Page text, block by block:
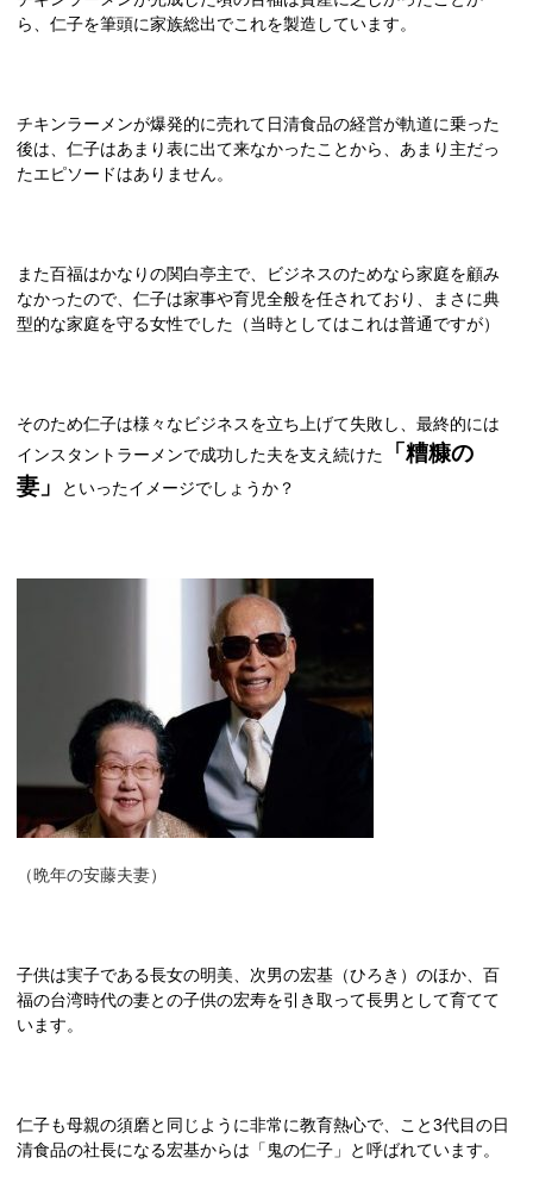
ら、仁子を筆頭に家族総出でこれを製造しています。
チキンラーメンが爆発的に売れて日清食品の経営が軌道に乗った
後は、仁子はあまり表に出て来なかったことから、あまり主だっ
たエピソードはありません。
また百福はかなりの関白亭主で、ビジネスのためなら家庭を顧み
なかったので、仁子は家事や育児全般を任されており、まさに典
型的な家庭を守る女性でした（当時としてはこれは普通ですが）
そのため仁子は様々なビジネスを立ち上げて失敗し、最終的には
インスタントラーメンで成功した夫を支え続けた
「糟糠の
妻」
といったイメージでしょうか？
（晩年の安藤夫妻）
子供は実子である長女の明美、次男の宏基（ひろき）のほか、百
福の台湾時代の妻との子供の宏寿を引き取って長男として育てて
います。
仁子も母親の須磨と同じように非常に教育熱心で、こと3代目の日
清食品の社長になる宏基からは「鬼の仁子」と呼ばれています。